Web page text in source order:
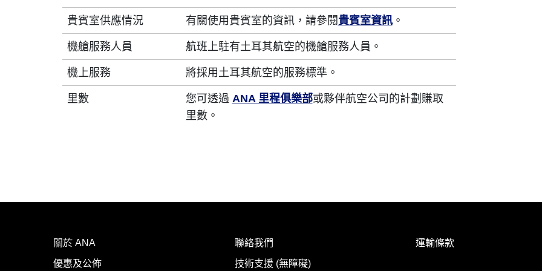
貴賓室供應情況 有關使用貴賓室的資訊，請參閱貴賓室資訊。
機艙服務人員 航班上駐有土耳其航空的機艙服務人員。
機上服務 將採用土耳其航空的服務標準。
里數 您可透過 ANA 里程俱樂部或夥伴航空公司的計劃賺取
里數。
關於 ANA
優惠及公佈
聯絡我們
技術支援 (無障礙)
運輸條款